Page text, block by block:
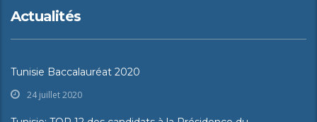
Actualités
Tunisie Baccalauréat 2020
24 juillet 2020